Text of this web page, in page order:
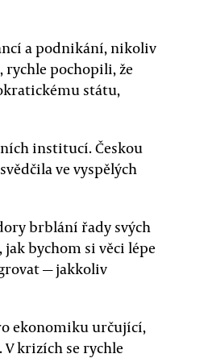
a podnikání, nikoliv
pochopili, že
státu,
institucí. Českou
ve vyspělých
brblání řady svých
bychom si věci lépe
— jakkoliv
ekonomiku určující,
krizích se rychle